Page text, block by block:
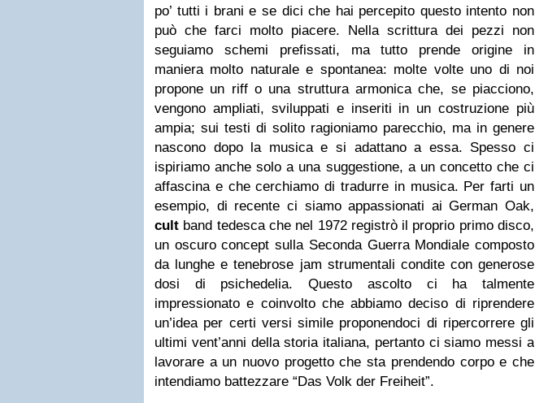
po’ tutti i brani e se dici che hai percepito questo intento non
può che farci molto piacere. Nella scrittura dei pezzi non
seguiamo schemi prefissati, ma tutto prende origine in
maniera molto naturale e spontanea: molte volte uno di noi
propone un riff o una struttura armonica che, se piacciono,
vengono ampliati, sviluppati e inseriti in un costruzione più
ampia; sui testi di solito ragioniamo parecchio, ma in genere
nascono dopo la musica e si adattano a essa. Spesso ci
ispiriamo anche solo a una suggestione, a un concetto che ci
affascina e che cerchiamo di tradurre in musica. Per farti un
esempio, di recente ci siamo appassionati ai German Oak,
cult band tedesca che nel 1972 registrò il proprio primo disco,
un oscuro concept sulla Seconda Guerra Mondiale composto
da lunghe e tenebrose jam strumentali condite con generose
dosi di psichedelia. Questo ascolto ci ha talmente
impressionato e coinvolto che abbiamo deciso di riprendere
un’idea per certi versi simile proponendoci di ripercorrere gli
ultimi vent’anni della storia italiana, pertanto ci siamo messi a
lavorare a un nuovo progetto che sta prendendo corpo e che
intendiamo battezzare “Das Volk der Freiheit”.